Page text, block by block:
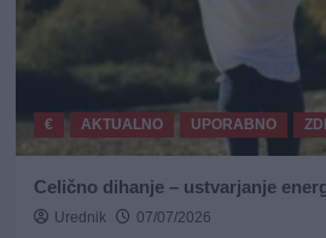
€ AKTUALNO UPORABNO
Celično dihanje – ustvarjanje
Urednik 07/07/2026